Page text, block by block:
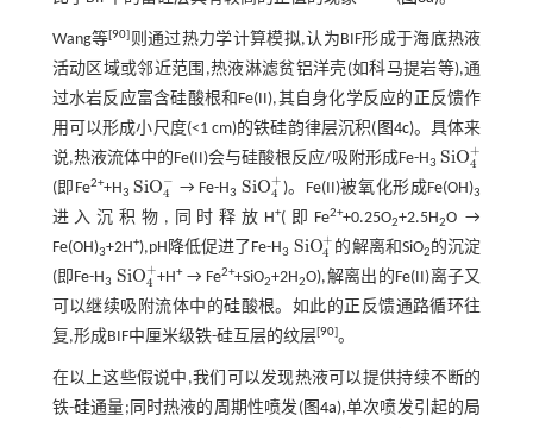
Wang等[90] 则通过热力学计算模拟,认为BIF形成于海底热液
活动区域或邻近范围,热液淋滤贫铝洋壳(如科马提岩等),通
过水岩反应富含硅酸根和Fe(II),其自身化学反应的正反馈作
用可以形成小尺度(<1 cm)的铁硅韵律层沉积( 图4c)。具体来
说,热液流体中的Fe(II)会与硅酸根反应/吸附形成Fe-H3 SiO+
4
SiO4+
(即Fe2++H3 SiO−
4
SiO4- → Fe-H3 SiO+
4
SiO4+ )。Fe(II)被氧化形成Fe(OH)3
进入沉积物,同时释放H+(即Fe2++0.25O2+2.5H2O →
Fe(OH)3+2H+),pH降低促进了Fe-H3 SiO+
4
SiO4+ 的解离和SiO2 的沉淀
(即Fe-H3 SiO+
4
SiO4+ +H+→ Fe2++SiO2+2H2O),解离出的Fe(II)离子又
可以继续吸附流体中的硅酸根。如此的正反馈通路循环往
复,形成BIF中厘米级铁-硅互层的纹层[90]。
在以上这些假说中,我们可以发现热液可以提供持续不断的
铁-硅通量;同时热液的周期性喷发(图4a),单次喷发引起的局